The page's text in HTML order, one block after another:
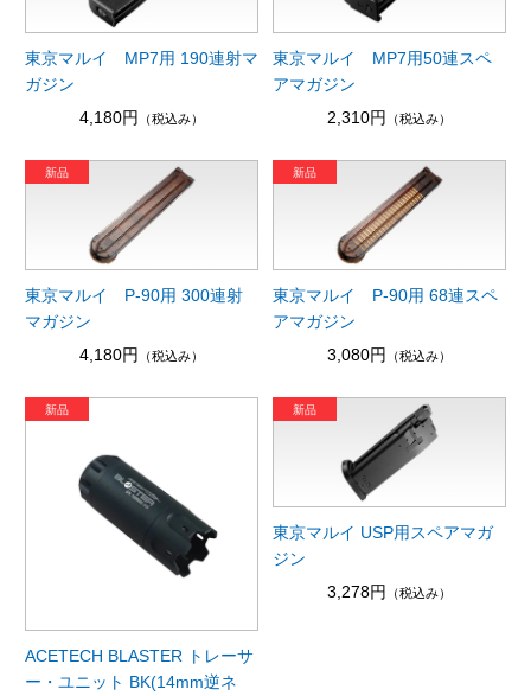
東京マルイ MP7用 190連射マ
ガジン
4,180円 （税込み）
東京マルイ MP7用50連スペ
アマガジン
2,310円
（税込み）
東京マルイ P-90用 300連射
マガジン
4,180円
（税込み）
東京マルイ P-90用 68連スペ
アマガジン
3,080円
（税込み）
ACETECH BLASTER トレーサ
ー・ユニット BK(14mm逆ネ
東京マルイ USP用スペアマガ
ジン
3,278円
（税込み）